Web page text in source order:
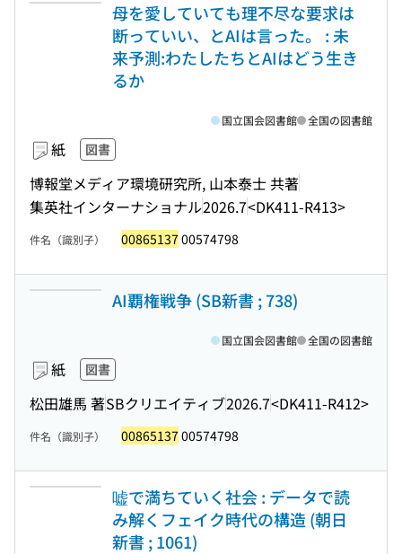
母を愛していても理不尽な要求は
断っていい、とAIは言った。 : 未
来予測:わたしたちとAIはどう生き
るか
紙 図書
博報堂メディア環境研究所, 山本泰士 共著
集英社インターナショナル2026.7<DK411-R413>
国立国会図書館 全国の図書館
件名（識別子） 00865137 00574798
AI覇権戦争 (SB新書 ; 738)
紙 図書
松田雄馬 著SBクリエイティブ2026.7<DK411-R412>
国立国会図書館 全国の図書館
件名（識別子） 00865137 00574798
嘘で満ちていく社会 : データで読
み解くフェイク時代の構造 (朝日
新書 ; 1061)